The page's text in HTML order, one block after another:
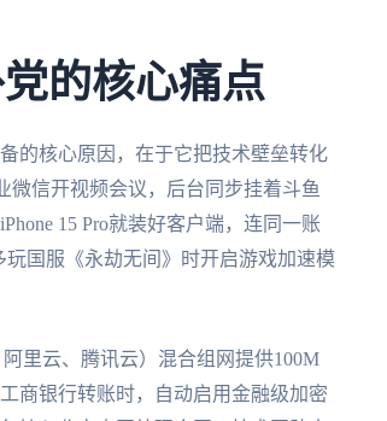
的核心痛点
的核心原因，在于它把技术壁垒转化
微信开视频会议，后台同步挂着斗鱼
15 Pro就装好客户端，连同一账
国服《永劫无间》时开启游戏加速模
里云、腾讯云）混合组网提供100M
商银行转账时，自动启用金融级加密